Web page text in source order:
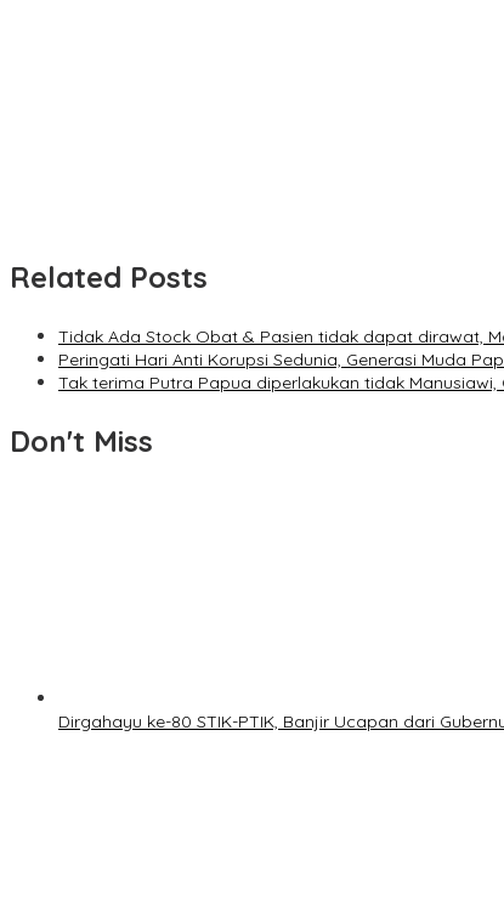
Related Posts
Tidak Ada Stock Obat & Pasien tidak dapat dirawat,
Peringati Hari Anti Korupsi Sedunia, Generasi Muda
Tak terima Putra Papua diperlakukan tidak
Don't Miss
Dirgahayu ke-80 STIK-PTIK, Banjir Ucapan dari